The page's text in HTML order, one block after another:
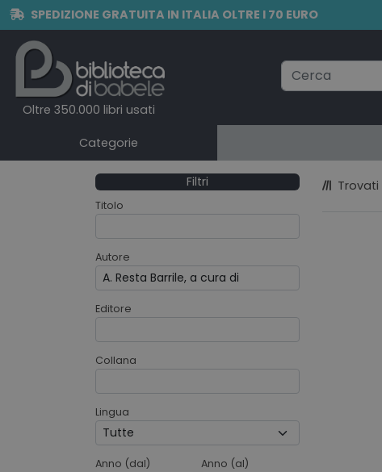
SPEDIZIONE GRATUITA IN ITALIA OLTRE I 70 EURO
Oltre 350.000 libri usati
Categorie
Filtri
Titolo
Autore
Editore
Collana
Lingua
Anno (dal) Anno (al)
Trovati